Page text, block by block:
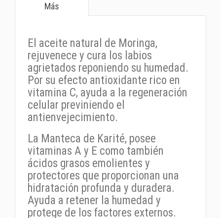
Más
El aceite natural de Moringa,
rejuvenece y cura los labios
agrietados reponiendo su humedad.
Por su efecto antioxidante rico en
vitamina C, ayuda a la regeneración
celular previniendo el
antienvejecimiento.
La Manteca de Karité, posee
vitaminas A y E como también
ácidos grasos emolientes y
protectores que proporcionan una
hidratación profunda y duradera.
Ayuda a retener la humedad y
protege de los factores externos.